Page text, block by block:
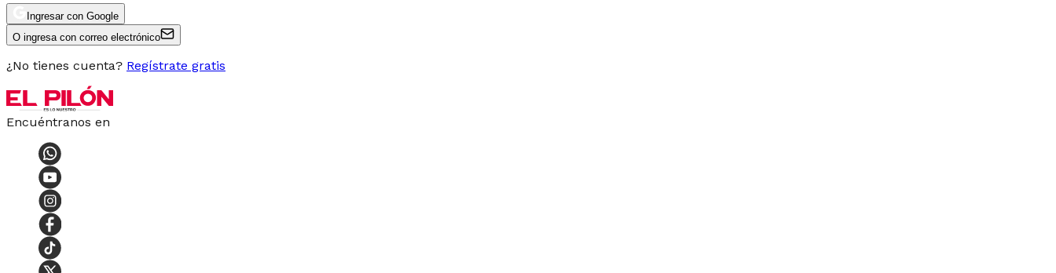
Ingresar con Google
O ingresa con correo electrónico
¿No tienes cuenta? Regístrate gratis
Encuéntranos en